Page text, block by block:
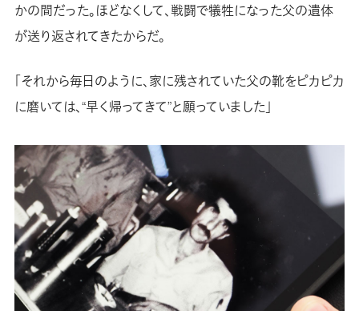
かの間だった。ほどなくして、戦闘で犠牲になった父の遺体
が送り返されてきたからだ。
「それから毎日のように、家に残されていた父の靴をピカピカ
に磨いては、“早く帰ってきて”と願っていました」